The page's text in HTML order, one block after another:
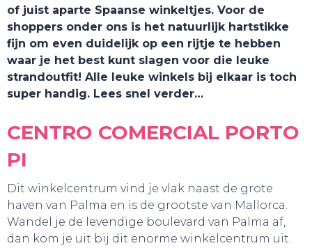
TOURS
of juist aparte Spaanse winkeltjes. Voor de
shoppers onder ons is het natuurlijk hartstikke
fijn om even duidelijk op een rijtje te hebben
waar je het best kunt slagen voor die leuke
strandoutfit! Alle leuke winkels bij elkaar is toch
super handig. Lees snel verder…
CENTRO COMERCIAL PORTO
PI
Dit winkelcentrum vind je vlak naast de grote
haven van Palma en is de grootste van Mallorca.
Wandel je de levendige boulevard van Palma af,
dan kom je uit bij dit enorme winkelcentrum uit.